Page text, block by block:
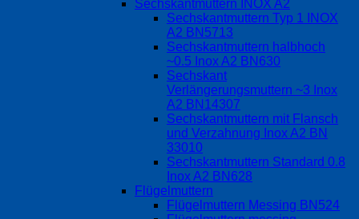
Sechskantmuttern INOX A2
Sechskantmuttern Typ 1 INOX
A2 BN5713
Sechskantmuttern halbhoch
~0.5 Inox A2 BN630
Sechskant
Verlängerungsmuttern ~3 Inox
A2 BN14307
Sechskantmuttern mit Flansch
und Verzahnung Inox A2 BN
33010
Sechskantmuttern Standard 0.8
Inox A2 BN628
Flügelmuttern
Flügelmuttern Messing BN524